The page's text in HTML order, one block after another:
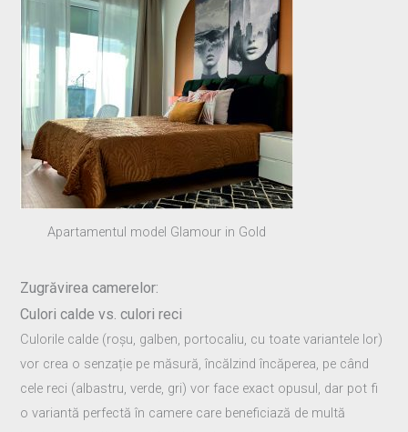
Apartamentul model Glamour in Gold
Zugrăvirea camerelor:
Culori calde vs.culori reci
Culorile calde (roșu, galben, portocaliu, cu toate variantele lor)
vor crea o senzație pe măsură, încălzind încăperea, pe când
cele reci (albastru, verde, gri) vor face exact opusul, dar pot fi
o variantă perfectă în camere care beneficiază de multă